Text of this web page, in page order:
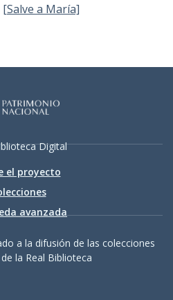
[Salve a María]
Digital
el proyecto
avanzada
a la difusión de las colecciones
la Real Biblioteca